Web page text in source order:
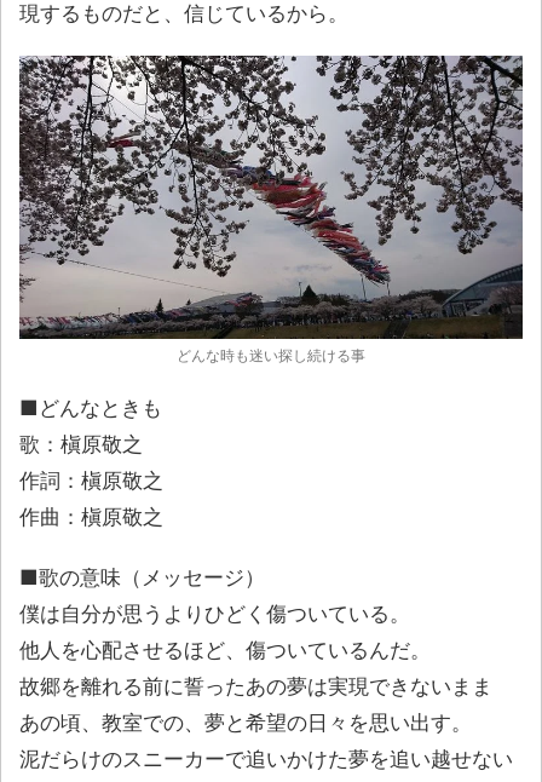
現するものだと、信じているから。
どんな時も迷い探し続ける事
■どんなときも
歌：槇原敬之
作詞：槇原敬之
作曲：槇原敬之
■歌の意味（メッセージ）
僕は自分が思うよりひどく傷ついている。
他人を心配させるほど、傷ついているんだ。
故郷を離れる前に誓ったあの夢は実現できないまま
あの頃、教室での、夢と希望の日々を思い出す。
泥だらけのスニーカーで追いかけた夢を追い越せない